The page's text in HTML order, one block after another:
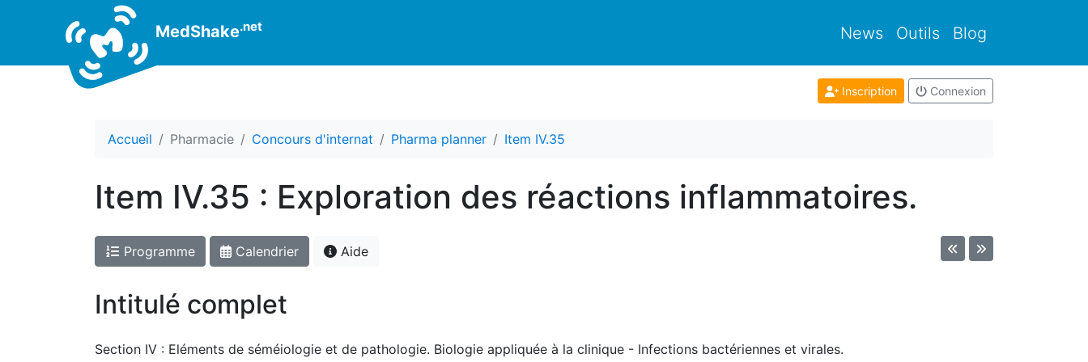
MedShake.net News Outils Blog
Inscription Connexion
Accueil Pharmacie Concours d'internat Pharma planner Item IV.35
Item IV.35 : Exploration des réactions inflammatoires.
Programme Calendrier Aide
Intitulé complet
Section IV : Eléments de séméiologie et de pathologie. Biologie appliquée à la clinique - Infections bactériennes et virales.